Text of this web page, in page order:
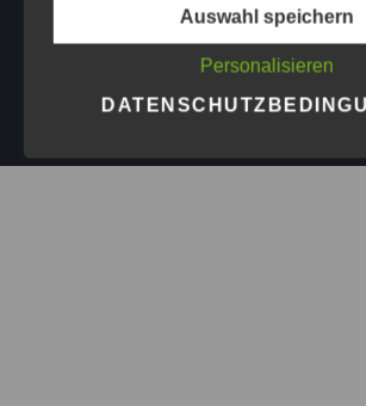
PRESSE
Astrid Göschel M.A.
sein.| Design by
Auswahl speichern
Personalisieren